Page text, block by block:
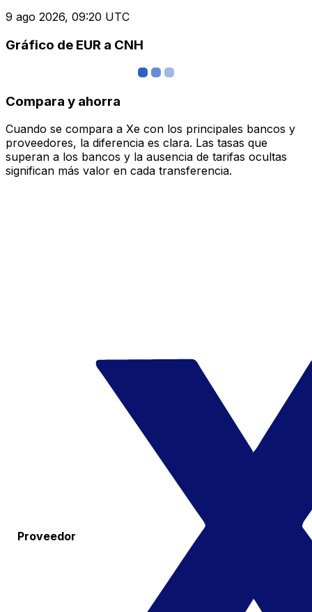
9 ago 2026, 09:20 UTC
Gráfico de EUR a CNH
Compara y ahorra
Cuando se compara a Xe con los principales bancos y
proveedores, la diferencia es clara. Las tasas que
superan a los bancos y la ausencia de tarifas ocultas
significan más valor en cada transferencia.
Proveedor